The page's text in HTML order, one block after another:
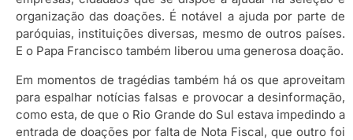
organização das doações. É notável a ajuda por parte de
paróquias, instituições diversas, mesmo de outros países.
E o Papa Francisco também liberou uma generosa doação.
Em momentos de tragédias também há os que aproveitam
para espalhar notícias falsas e provocar a desinformação,
como esta, de que o Rio Grande do Sul estava impedindo a
entrada de doações por falta de Nota Fiscal, que outro foi